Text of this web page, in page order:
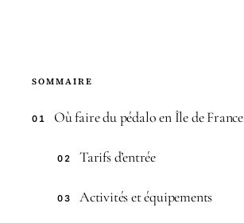
SOMMAIRE
01 Où faire du pédalo en Île de France
02 Tarifs d’entrée
03 Activités et équipements